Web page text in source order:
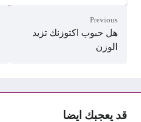
Previous
هل حبوب اكتوزنك تزيد
الوزن
قد يعجبك ايضا